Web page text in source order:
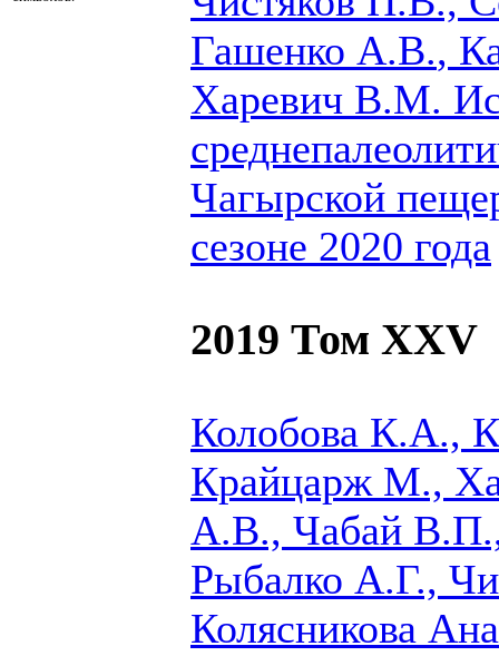
Гашенко А.В.,
Харевич В.М.
Чагырской
сезоне 2020 года
2019 Том XXV
Колобова К.А.,
Крайцарж М.,
А.В., Чабай
Рыбалко А.Г.,
Колясникова